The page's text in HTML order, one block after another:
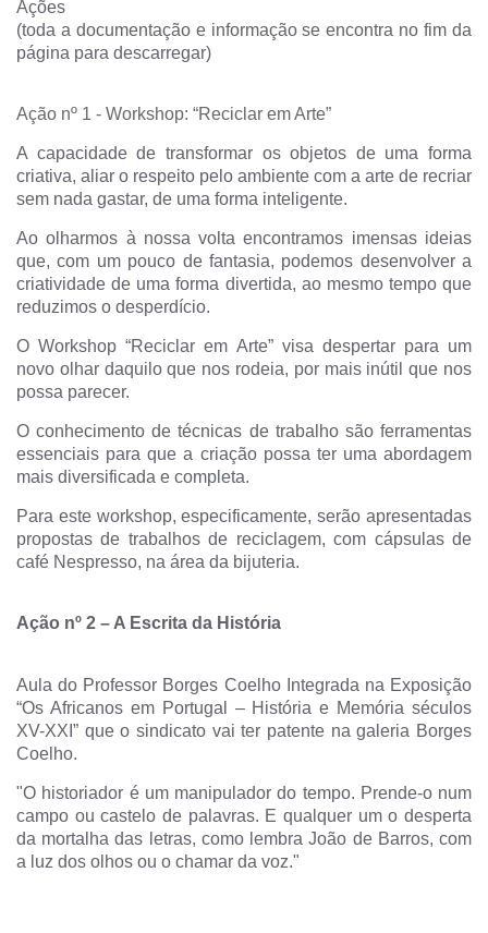
Ações
(toda a documentação e informação se encontra no fim da
página para descarregar)
Ação nº 1 - Workshop: “Reciclar em Arte”
A capacidade de transformar os objetos de uma forma
criativa, aliar o respeito pelo ambiente com a arte de recriar
sem nada gastar, de uma forma inteligente.
Ao olharmos à nossa volta encontramos imensas ideias
que, com um pouco de fantasia, podemos desenvolver a
criatividade de uma forma divertida, ao mesmo tempo que
reduzimos o desperdício.
O Workshop “Reciclar em Arte” visa despertar para um
novo olhar daquilo que nos rodeia, por mais inútil que nos
possa parecer.
O conhecimento de técnicas de trabalho são ferramentas
essenciais para que a criação possa ter uma abordagem
mais diversificada e completa.
Para este workshop, especificamente, serão apresentadas
propostas de trabalhos de reciclagem, com cápsulas de
café Nespresso, na área da bijuteria.
Ação nº 2 – A Escrita da História
Aula do Professor Borges Coelho Integrada na Exposição
“Os Africanos em Portugal – História e Memória séculos
XV-XXI” que o sindicato vai ter patente na galeria Borges
Coelho.
"O historiador é um manipulador do tempo. Prende-o num
campo ou castelo de palavras. E qualquer um o desperta
da mortalha das letras, como lembra João de Barros, com
a luz dos olhos ou o chamar da voz."